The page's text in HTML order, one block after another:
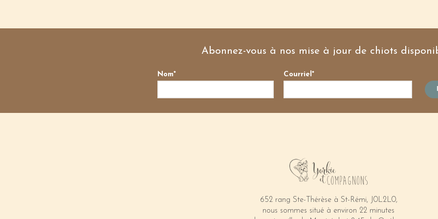
Abonnez-vous à nos mise à jour de chiots
Nom* Courriel*
652 rang Ste-Thérèse à St-Rémi, J0L2L0,
nous sommes situé à environ 22 minutes